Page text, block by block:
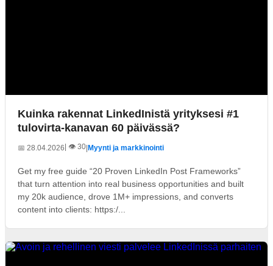
Kuinka rakennat LinkedInistä yrityksesi #1
tulovirta-kanavan 60 päivässä?
📅 28.04.2026 | 👁️ 30|Myynti ja markkinointi
Get my free guide “20 Proven LinkedIn Post Frameworks”
that turn attention into real business opportunities and built
my 20k audience, drove 1M+ impressions, and converts
content into clients: https:/...